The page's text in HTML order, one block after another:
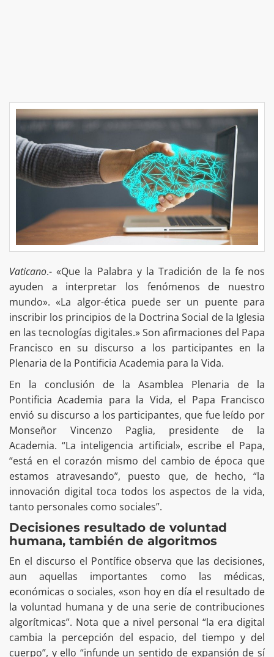
Vaticano.- «Que la Palabra y la Tradición de la fe nos
ayuden a interpretar los fenómenos de nuestro
mundo». «La algor-ética puede ser un puente para
inscribir los principios de la Doctrina Social de la Iglesia
en las tecnologías digitales.» Son afirmaciones del Papa
Francisco en su discurso a los participantes en la
Plenaria de la Pontificia Academia para la Vida.
En la conclusión de la Asamblea Plenaria de la
Pontificia Academia para la Vida, el Papa Francisco
envió su discurso a los participantes, que fue leído por
Monseñor Vincenzo Paglia, presidente de la
Academia. “La inteligencia artificial», escribe el Papa,
“está en el corazón mismo del cambio de época que
estamos atravesando”, puesto que, de hecho, “la
innovación digital toca todos los aspectos de la vida,
tanto personales como sociales”.
Decisiones resultado de voluntad
humana, también de algoritmos
En el discurso el Pontífice observa que las decisiones,
aun aquellas importantes como las médicas,
económicas o sociales, «son hoy en día el resultado de
la voluntad humana y de una serie de contribuciones
algorítmicas”. Nota que a nivel personal “la era digital
cambia la percepción del espacio, del tiempo y del
cuerpo”, y ello “infunde un sentido de expansión de sí